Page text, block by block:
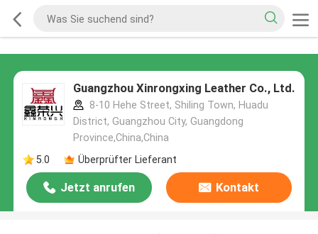
Guangzhou Xinrongxing Leather Co., Ltd.
8-10 Hehe Street, Shiling Town, Huadu
District, Guangzhou City, Guangdong
Province,China,China
5.0
Überprüfter Lieferant
Jetzt anrufen Kontakt